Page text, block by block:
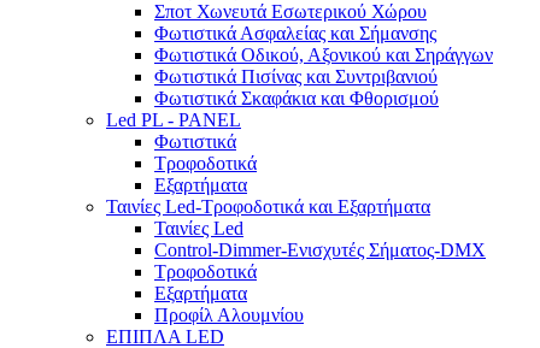
Σποτ Χωνευτά Εσωτερικού Χώρου
Φωτιστικά Ασφαλείας και Σήμανσης
Φωτιστικά Οδικού, Αξονικού και Σηράγγων
Φωτιστικά Πισίνας και Συντριβανιού
Φωτιστικά Σκαφάκια και Φθορισμού
Led PL - PANEL
Φωτιστικά
Τροφοδοτικά
Εξαρτήματα
Ταινίες Led-Τροφοδοτικά και Εξαρτήματα
Ταινίες Led
Control-Dimmer-Ενισχυτές Σήματος-DMX
Τροφοδοτικά
Εξαρτήματα
Προφίλ Αλουμνίου
ΕΠΙΠΛΑ LED